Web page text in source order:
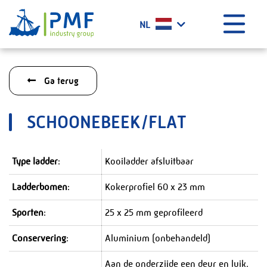
Menu
Wat doen wij?
Certificaten
Projecten
Het laatste nieuws
Contact
PMF Industry Group Code of Conduct
NL
Ga terug
SCHOONEBEEK/FLAT
Type ladder: Kooiladder afsluitbaar
Ladderbomen: Kokerprofiel 60 x 23 mm
Sporten: 25 x 25 mm geprofileerd
Conservering: Aluminium (onbehandeld)
Aan de onderzijde een deur en luik,